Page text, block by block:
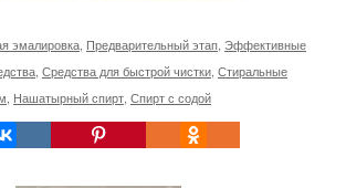
эмалировка Предварительный этап Эффективные
Средства для быстрой чистки Стиральные
Нашатырный спирт Спирт с содой